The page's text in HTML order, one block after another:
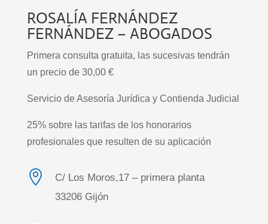
ROSALÍA FERNÁNDEZ
FERNÁNDEZ – ABOGADOS
Primera consulta gratuita, las sucesivas tendrán
un precio de 30,00 €
Servicio de Asesoría Jurídica y Contienda Judicial
25% sobre las tarifas de los honorarios
profesionales que resulten de su aplicación

C/ Los Moros,17 – primera planta
33206 Gijón